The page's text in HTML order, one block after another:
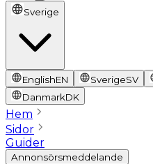
Sverige
EnglishEN SverigeSV
DanmarkDK
Hem
Sidor
Guider
Annonsörsmeddelande